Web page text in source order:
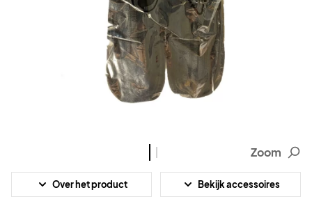
Zoom
Over het product Bekijk accessoires